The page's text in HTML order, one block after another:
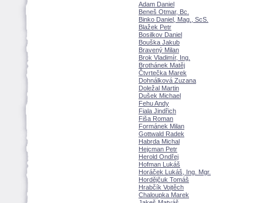
Adam Daniel
Beneš Otmar, Bc.
Binko Daniel, Mag., ScS.
Blažek Petr
Bosilkov Daniel
Bouška Jakub
Bravený Milan
Brok Vladimír, Ing.
Brothánek Matěj
Čtvrtečka Marek
Dohnálková Zuzana
Doležal Martin
Dušek Michael
Fehu Andy
Fiala Jindřich
Fiša Roman
Formánek Milan
Gottwald Radek
Habrda Michal
Hejcman Petr
Herold Ondřej
Hofman Luk
Horáček Lukáš, Ing. Mgr.
Hordějčuk Tom
Hrabčík Vojtěch
Chaloupka Marek